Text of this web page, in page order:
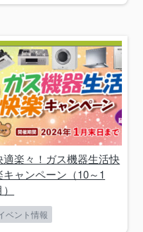
適楽々！ガス機器生活快
キャンペーン（10～1
ベント情報